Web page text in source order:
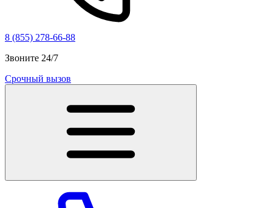
8 (855) 278-66-88
Звоните 24/7
Срочный вызов